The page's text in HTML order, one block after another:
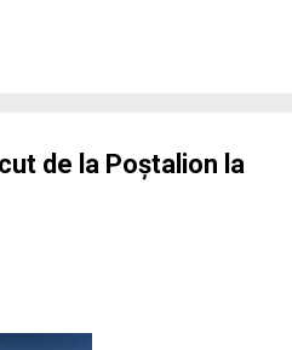
de la Poștalion la